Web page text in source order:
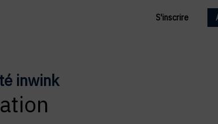
S'inscrire
inwink